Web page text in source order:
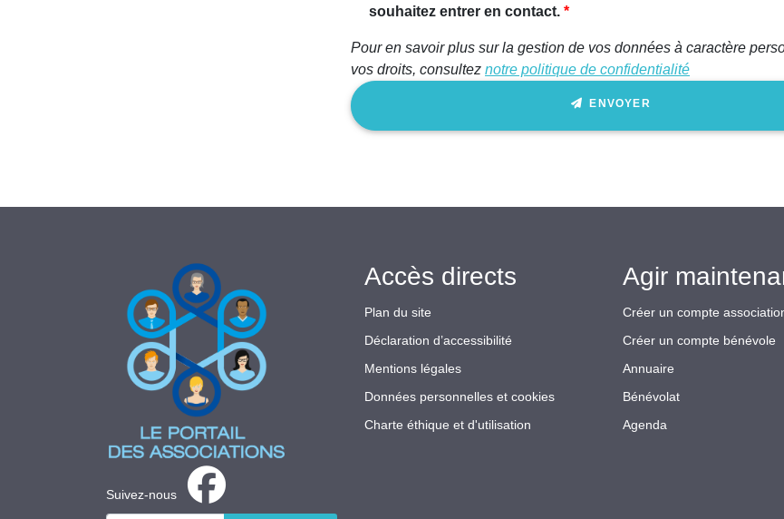
souhaitez entrer en contact.
Pour en savoir plus sur la gestion de vos données à caractère
vos droits, consultez notre politique de confidentialité
ENVOYER
Suivez-nous
Accès directs
Plan du site
Déclaration d’accessibilité
Mentions légales
Données personnelles et cookies
Charte éthique et d'utilisation
Agir
Créer un compte
Créer un compte bénévole
Annuaire
Bénévolat
Agenda